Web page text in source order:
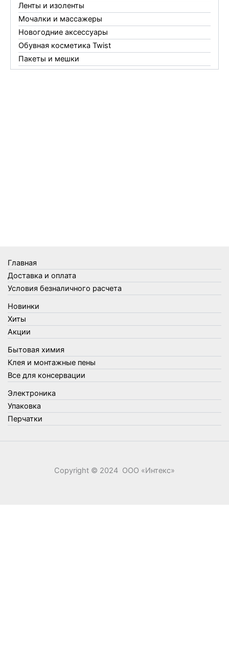
Ленты и изоленты
Мочалки и массажеры
Новогодние аксессуары
Обувная косметика Twist
Пакеты и мешки
Перчатки
Товары для кухни
Товары для сада и огорода
Товары для туризма и отдыха
Упаковка
Утеплители и прочее
Фонари, лампы и удлинители
Хозяйственные товары
Швабры, стекломои, черенки и насадки
Шнуры, веревки и шпагаты
Электроника
Элементы питания
Главная
Доставка и оплата
Условия безналичного расчета
Новинки
Хиты
Акции
Бытовая химия
Клея и монтажные пены
Все для консервации
Электроника
Упаковка
Перчатки
Copyright © 2024 ООО «‎Интекс»‎